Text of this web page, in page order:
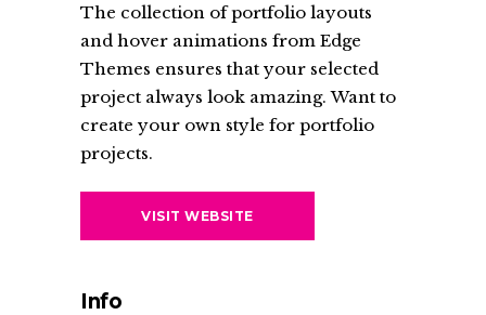
The collection of portfolio layouts
and hover animations from Edge
Themes ensures that your selected
project always look amazing. Want to
create your own style for portfolio
projects.
VISIT WEBSITE
Info